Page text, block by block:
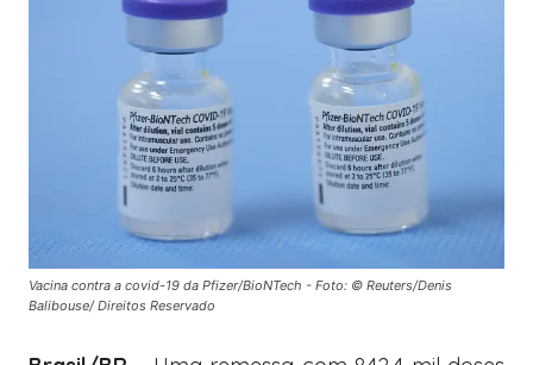
Vacina contra a covid-19 da Pfizer/BioNTech - Foto: © Reuters/Denis
Balibouse/ Direitos Reservado